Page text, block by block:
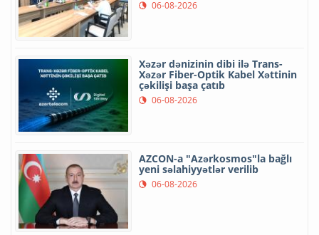
06-08-2026
Xəzər dənizinin dibi ilə Trans-
Xəzər Fiber-Optik Kabel Xəttinin
çəkilişi başa çatıb
06-08-2026
AZCON-a "Azərkosmos"la bağlı
yeni səlahiyyətlər verilib
06-08-2026